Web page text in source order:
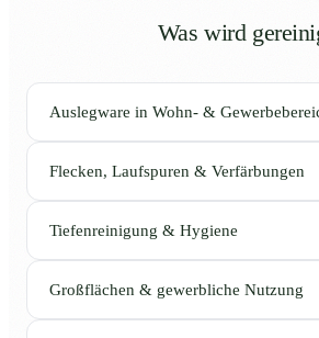
Was wird
Auslegware in Wohn- &
Flecken, Laufspuren & Verfärbungen
Tiefenreinigung & Hygiene
Großflächen & gewerbliche Nutzung